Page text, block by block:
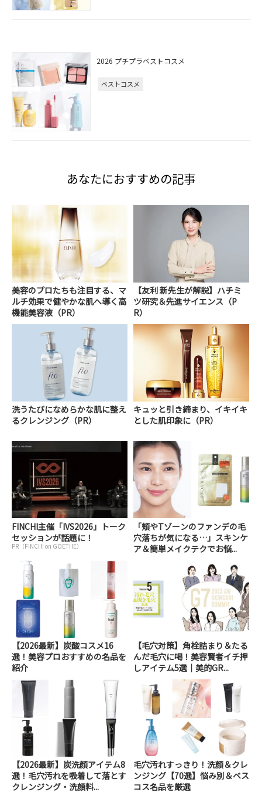
2026 プチプラベストコスメ
ベストコスメ
あなたにおすすめの記事
美容のプロたちも注目する、マ
ルチ効果で健やかな肌へ導く高
機能美容液（PR）
【友利 新先生が解説】ハチミ
ツ研究＆先進サイエンス（P
R）
洗うたびになめらかな肌に整え
るクレンジング（PR）
キュッと引き締まり、イキイキ
とした肌印象に（PR）
FINCHI主催「IVS2026」トーク
セッションが話題に！
PR（FINCHI on GOETHE）
「頬やTゾーンのファンデの毛
穴落ちが気になる…」スキンケ
ア＆簡単メイクテクでお悩...
【2026最新】炭酸コスメ16
選！美容プロおすすめの名品を
紹介
【毛穴対策】角栓詰まり＆たる
んだ毛穴に喝！美容賢者イチ押
しアイテム5選｜美的GR...
【2026最新】炭洗顔アイテム8
選！毛穴汚れを吸着して落とす
クレンジング・洗顔料...
毛穴汚れすっきり！洗顔＆クレ
ンジング【70選】悩み別＆ベス
コス名品を厳選